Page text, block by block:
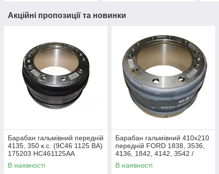
Акційні пропозиції та новинки
Барабан гальмівний передній
4135, 350 к.с. (9C46 1125 BA)
175203 HC461125AA
В наявності
Барабан гальмівний 410x210
передній FORD 1838, 3536,
4136, 1842, 4142, 3542 /
EK.040.12 / 9C461125A
9C461125AD
В наявності